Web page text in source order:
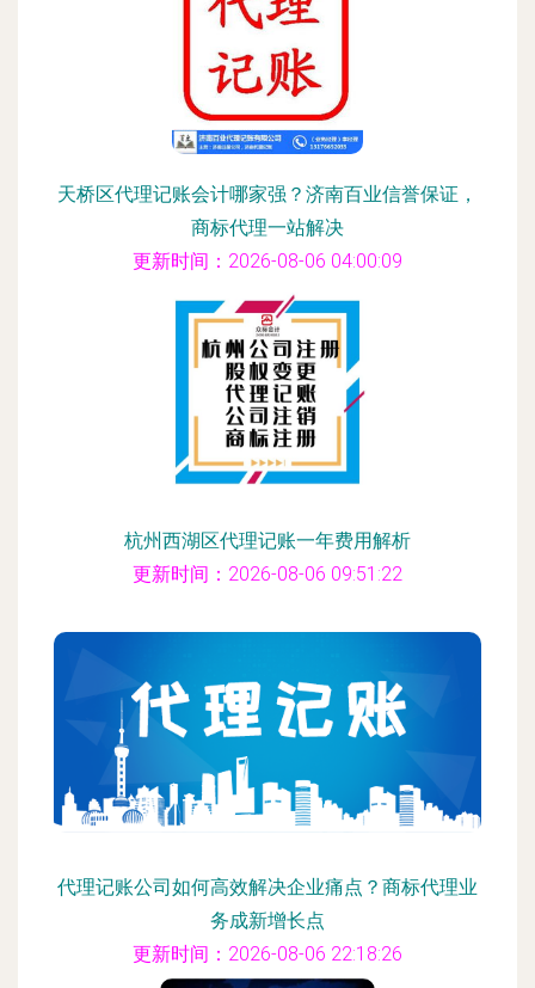
天桥区代理记账会计哪家强？济南百业信誉保证，
商标代理一站解决
更新时间：2026-08-06 04:00:09
杭州西湖区代理记账一年费用解析
更新时间：2026-08-06 09:51:22
代理记账公司如何高效解决企业痛点？商标代理业
务成新增长点
更新时间：2026-08-06 22:18:26